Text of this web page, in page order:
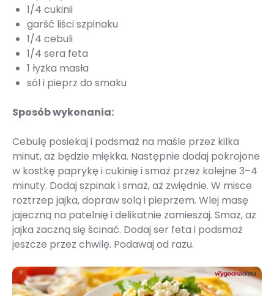
1/4 cukinii
garść liści szpinaku
1/4 cebuli
1/4 sera feta
1 łyżka masła
sól i pieprz do smaku
Sposób wykonania:
Cebulę posiekaj i podsmaż na maśle przez kilka
minut, aż będzie miękka. Następnie dodaj pokrojone
w kostkę paprykę i cukinię i smaż przez kolejne 3–4
minuty. Dodaj szpinak i smaż, aż zwiędnie. W misce
roztrzep jajka, dopraw solą i pieprzem. Wlej masę
jajeczną na patelnię i delikatnie zamieszaj. Smaż, aż
jajka zaczną się ścinać. Dodaj ser feta i podsmaż
jeszcze przez chwilę. Podawaj od razu.